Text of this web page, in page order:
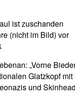
ist zuschanden
(nicht im Bild) vor
„Vorne
Glatzkopf
und